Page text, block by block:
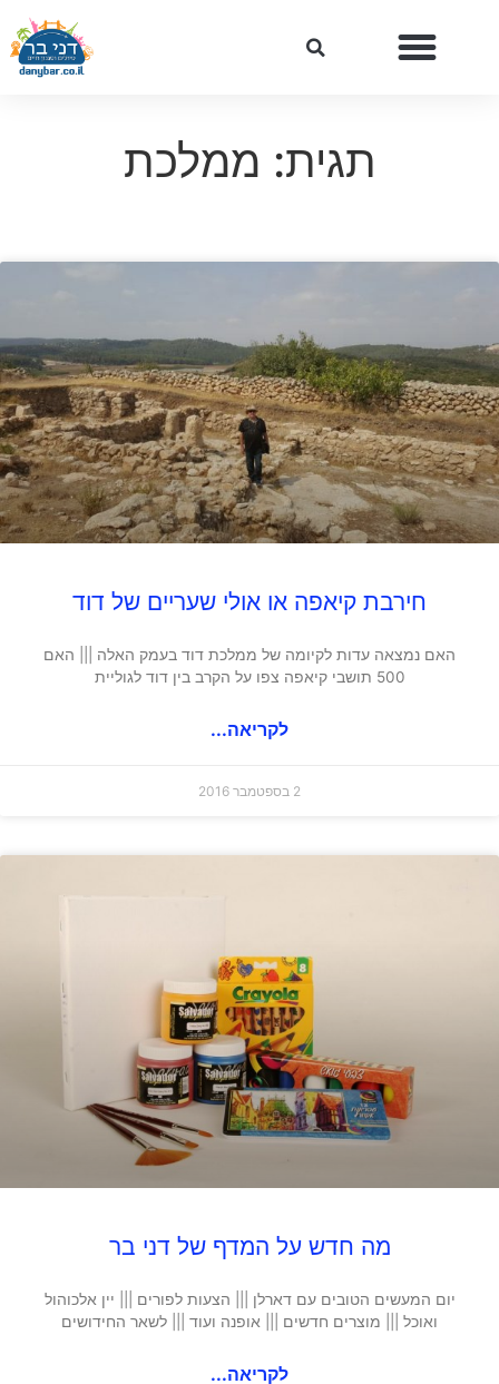
תגית: ממלכת
חירבת קיאפה או אולי שעריים של דוד
האם נמצאה עדות לקיומה של ממלכת דוד בעמק האלה ||| האם
500 תושבי קיאפה צפו על הקרב בין דוד לגוליית
לקריאה...
2 בספטמבר 2016
מה חדש על המדף של דני בר
יום המעשים הטובים עם דארלן ||| הצעות לפורים ||| יין אלכוהול
ואוכל ||| מוצרים חדשים ||| אופנה ועוד ||| לשאר החידושים
לקריאה...